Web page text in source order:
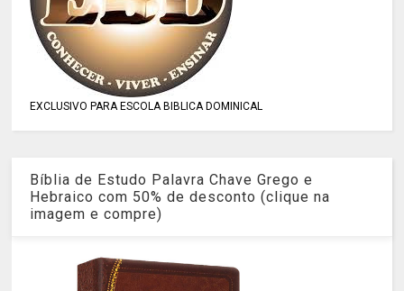
EXCLUSIVO PARA ESCOLA BIBLICA DOMINICAL
Bíblia de Estudo Palavra Chave Grego e
Hebraico com 50% de desconto (clique na
imagem e compre)